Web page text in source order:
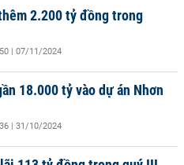
2.200 tỷ đồng trong
| 07/11/2024
18.000 tỷ vào dự án Nhơn
| 31/10/2024